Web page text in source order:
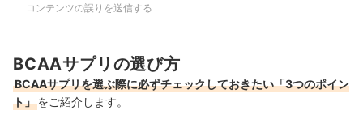
コンテンツの誤りを送信する
BCAAサプリの選び方
BCAAサプリを選ぶ際に必ずチェックしておきたい「3つのポイン
ト」をご紹介します。